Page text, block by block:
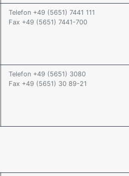
Telefon +49 (5651) 7441 111
Fax +49 (5651) 7441-700
Telefon +49 (5651) 3080
Fax +49 (5651) 30 89-21